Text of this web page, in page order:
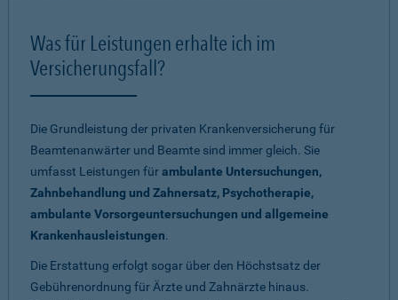
Was für Leistungen erhalte ich im
Versicherungsfall?
Die Grundleistung der privaten Krankenversicherung für
Beamtenanwärter und Beamte sind immer gleich. Sie
umfasst Leistungen fürambulante Untersuchungen,
Zahnbehandlung und Zahnersatz, Psychotherapie,
ambulante Vorsorgeuntersuchungen und allgemeine
Krankenhausleistungen.
Die Erstattung erfolgt sogar über den Höchstsatz der
Gebührenordnung für Ärzte und Zahnärzte hinaus.